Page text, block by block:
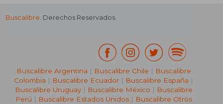
Buscalibre. Derechos Reservados.
Buscalibre Argentina | Buscalibre Chile | Buscalibre
Colombia | Buscalibre Ecuador | Buscalibre España |
Buscalibre Uruguay| Buscalibre México | Buscalibre
Perú | Buscalibre Estados Unidos| Buscalibre Otros